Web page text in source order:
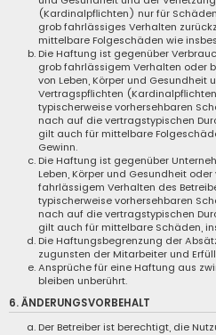
(Kardinalpflichten) nur für
grob fahrlässiges Verhalten
mittelbare Folgeschäden wie
Die Haftung ist gegenüber
grob fahrlässigem Verhalten oder
von Leben, Körper und Gesundheit
Vertragspflichten
typischerweise vorhersehbaren
nach auf die vertragstypischen
gilt auch für mittelbare
Gewinn.
Die Haftung ist gegenüber
Leben, Körper und Gesundheit
fahrlässigem Verhalten des
typischerweise vorhersehbaren
nach auf die vertragstypischen
gilt auch für mittelbare Schäden,
Die Haftungsbegrenzung der
zugunsten der Mitarbeiter und
Ansprüche für eine Haftung aus
bleiben unberührt.
6. ÄNDERUNGSVORBEHALT
Der Betreiber ist berechtigt, die